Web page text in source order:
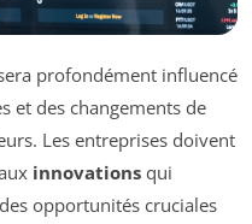
profondément influencé
et des changements de
Les entreprises doivent
innovations qui
opportunités cruciales